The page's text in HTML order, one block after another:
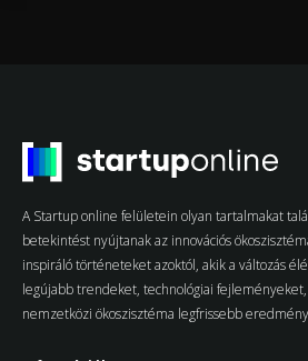
A Startup online felületein olyan tartalmakat
betekintést nyújtanak az innovációs
inspiráló történeteket azoktól, akik a változás
legújabb trendeket, technológiai
nemzetközi ökoszisztéma legfrissebb